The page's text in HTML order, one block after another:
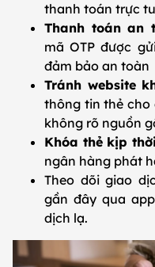
thanh toán trực
Thanh toán an
mã OTP được
đảm bảo an toàn
Tránh website
thông tin thẻ cho
không rõ nguồn
Khóa thẻ kịp
ngân hàng phát
Theo dõi giao
gần đây qua
dịch lạ.